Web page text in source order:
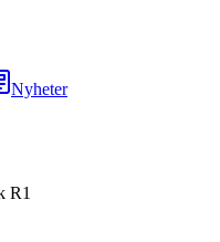
Nyheter
R1